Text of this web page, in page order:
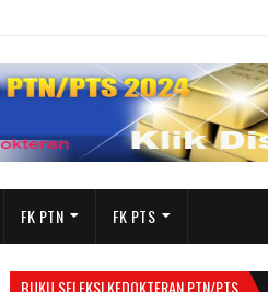
FK PTN FK PTS
BUKU SELEKSI KEDOKTERAN PTN/PTS